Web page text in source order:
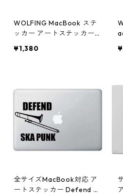
WOLFING MacBook ステ
ッカー アートステッカー
ョブス Stay Hungry Stay
¥1,380
全サイズMacBook対応 ア
ートステッカー Defend S